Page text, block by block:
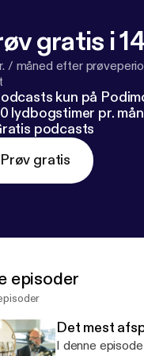
gratis i
/ måned efter
kun på
lydbogstimer pr.
podcasts
Prøv gratis
episoder
Det mest
I denne